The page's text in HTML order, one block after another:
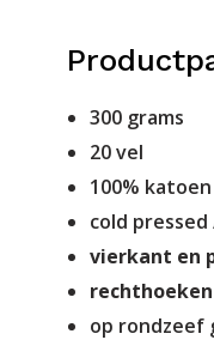
300 grams
20 vel
100% katoen
cold
vierkant en
op rondzeef